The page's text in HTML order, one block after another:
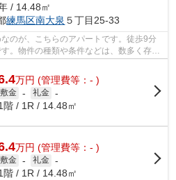
/ 14.48㎡
練馬区南大泉 ５丁目25-33
のが、こちらのアパートです。徒歩9分
。物件の種類や条件などは、数多く存在
い物...
万円 (管理費等：- )
敷金 - 礼金 -
階 / 1R / 14.48㎡
万円 (管理費等：- )
敷金 - 礼金 -
階 / 1R / 14.48㎡